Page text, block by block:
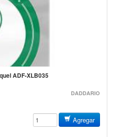
niquel ADF-XLB035
DADDARIO
Agregar